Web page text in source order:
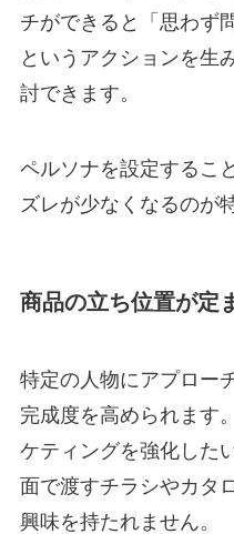
チができると「思わず
というアクションを生
討できます。
ペルソナを設定するこ
ズレが少なくなるのが
商品の立ち位置が定
特定の人物にアプロー
完成度を高められます
ケティングを強化した
面で渡すチラシやカタ
興味を持たれません。